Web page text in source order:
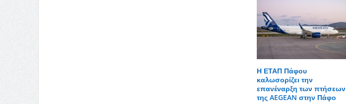
Η ΕΤΑΠ Πάφου
καλωσορίζει την
επανέναρξη των πτήσεων
της AEGEAN στην Πάφο